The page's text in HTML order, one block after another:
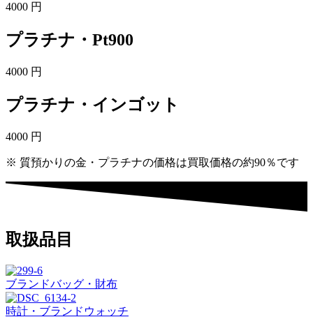
4000 円
プラチナ・Pt900
4000 円
プラチナ・インゴット
4000 円
※ 質預かりの金・プラチナの価格は買取価格の約90％です
取扱品目
ブランドバッグ・財布
時計・ブランドウォッチ